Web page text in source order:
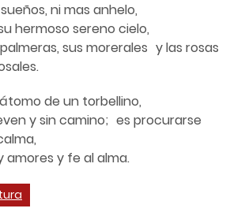
ni mas anhelo,
hermoso sereno cielo,
sus morerales y las rosas
de un torbellino,
y sin camino; es procurarse
amores y fe al alma.